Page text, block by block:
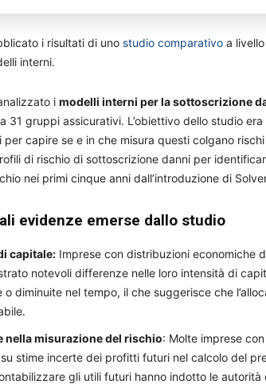
i risultati di uno studio comparativo a
interni.
i modelli interni per la sottoscrizione
31 gruppi assicurativi. L’obiettivo dello studio
per capire se e in che misura questi colgano
di rischio di sottoscrizione danni per
nei primi cinque anni dall’introduzione di
evidenze emerse dallo studio
capitale: Imprese con distribuzioni economiche
notevoli differenze nelle loro intensità di
o diminuite nel tempo, il che suggerisce che
nella misurazione del rischio: Molte imprese
stime incerte dei profitti futuri nel calcolo del
gli utili futuri hanno indotto le